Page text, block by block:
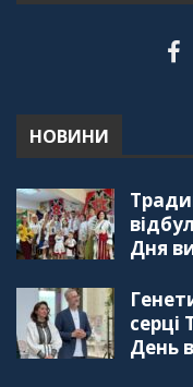
НОВИНИ
Дня
серці
День